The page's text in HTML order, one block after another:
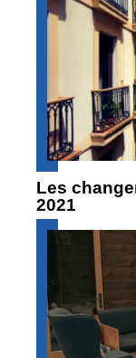
Les
2021